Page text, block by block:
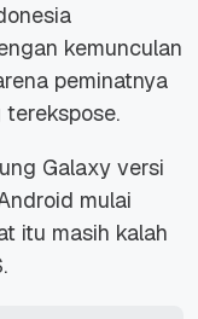
kemunculan
peminatnya
Galaxy versi
mulai
itu masih kalah